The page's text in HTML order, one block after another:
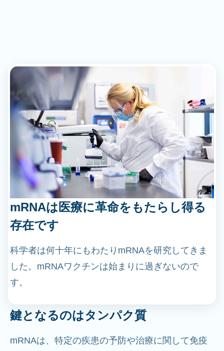
mRNAは医療に革命をもたらし得る
存在です
科学者は何十年にもわたりmRNAを研究してきま
した。mRNAワクチンは始まりに過ぎないので
す。
鍵となるのはタンパク質
mRNAは、特定の疾患の予防や治療に関して免疫